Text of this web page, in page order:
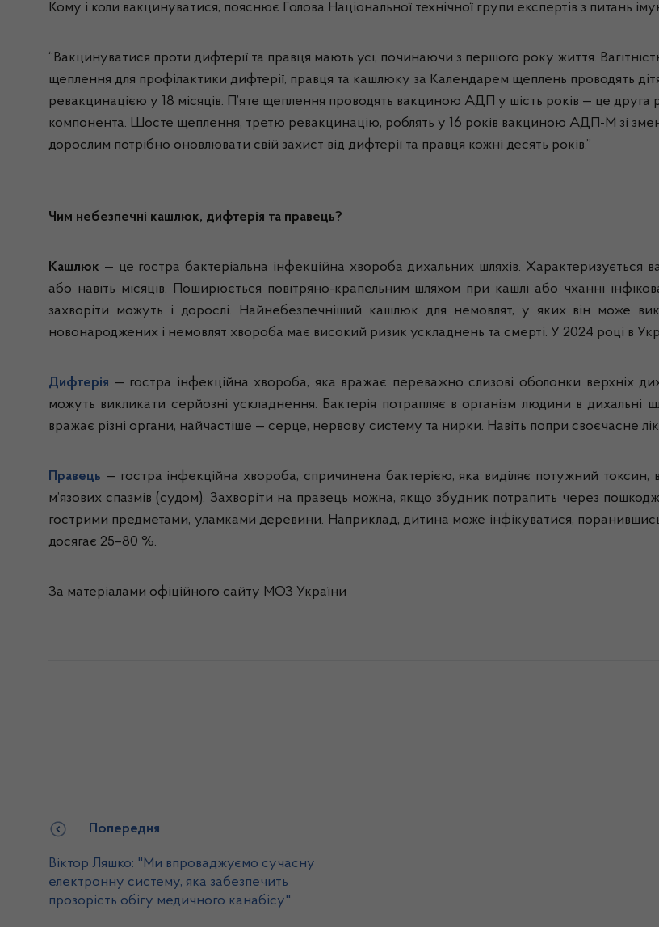
Кому і коли вакцинуватися, пояснює Голова Національної технічної групи експертів з питань
“Вакцинуватися проти дифтерії та правця мають усі, починаючи з першого року життя.
щеплення для профілактики дифтерії, правця та кашлюку за Календарем щеплень проводять
ревакцинацією у 18 місяців. П’яте щеплення проводять вакциною АДП у шість років — це друга
компонента. Шосте щеплення, третю ревакцинацію, роблять у 16 років вакциною АДП-М зі
дорослим потрібно оновлювати свій захист від дифтерії та правця кожні десять років.”
Чим небезпечні кашлюк, дифтерія та правець?
Кашлюк — це гостра бактеріальна інфекційна хвороба дихальних шляхів.
або навіть місяців. Поширюється повітряно-крапельним шляхом при кашлі або чханні
захворіти можуть і дорослі. Найнебезпечніший кашлюк для немовлят, у яких він може
новонароджених і немовлят хвороба має високий ризик ускладнень та смерті. У 2024 році в
Дифтерія — гостра інфекційна хвороба, яка вражає переважно слизові оболонки верхніх
можуть викликати серйозні ускладнення. Бактерія потрапляє в організм людини в дихальні
вражає різні органи, найчастіше — серце, нервову систему та нирки. Навіть попри своєчасне
Правець — гостра інфекційна хвороба, спричинена бактерією, яка виділяє потужний
м’язових спазмів (судом). Захворіти на правець можна, якщо збудник потрапить через
гострими предметами, уламками деревини. Наприклад, дитина може інфікуватися,
досягає 25–80 %.
За матеріалами офіційного сайту МОЗ України
Попередня
Віктор Ляшко: "Ми впроваджуємо сучасну
електронну систему, яка забезпечить
прозорість обігу медичного канабісу"